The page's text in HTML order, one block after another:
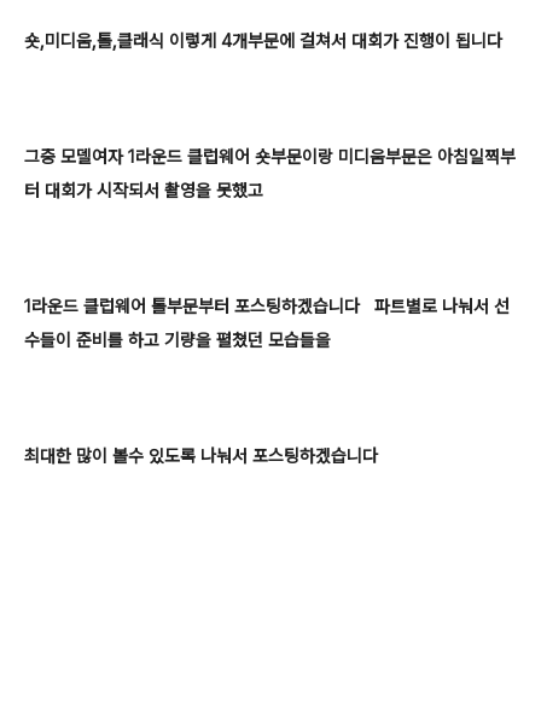
숏,미디움,톨,클래식 이렇게 4개부문에 걸쳐서 대회가 진행이 됩니다
그중 모델여자 1라운드 클럽웨어 숏부문이랑 미디움부문은 아침일찍부
터 대회가 시작되서 촬영을 못했고
1라운드 클럽웨어 톨부문부터 포스팅하겠습니다 파트별로 나눠서 선
수들이 준비를 하고 기량을 펼쳤던 모습들을
최대한 많이 볼수 있도록 나눠서 포스팅하겠습니다